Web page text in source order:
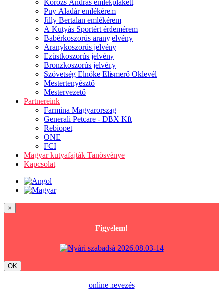
Korózs András emlékplakett
Puy Aladár emlékérem
Jilly Bertalan emlékérem
A Kutyás Sportért érdemérem
Babérkoszorús aranyjelvény
Aranykoszorús jelvény
Ezüstkoszorús jelvény
Bronzkoszorús jelvény
Szövetség Elnöke Elismerő Oklevél
Mestertenyésztő
Mestervezető
Partnereink
Farmina Magyarország
Generali Petcare - DBX Kft
Rebiopet
ONE
FCI
Magyar kutyafajták Tanösvénye
Kapcsolat
×
Figyelem!
OK
online nevezés